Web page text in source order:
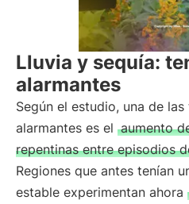
Lluvia y sequía:
alarmantes
Según el estudio, una de
alarmantes es el aumento
repentinas entre episodios
Regiones que antes tenían
estable experimentan ahora